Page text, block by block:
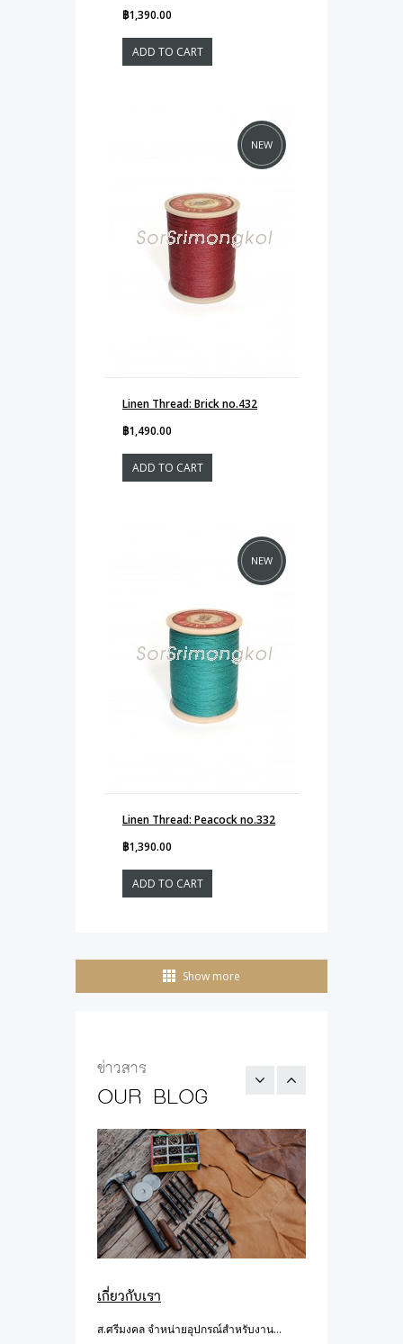
฿1,390.00
ADD TO CART
NEW
Linen Thread: Brick no.432
฿1,490.00
ADD TO CART
NEW
Linen Thread: Peacock no.332
฿1,390.00
ADD TO CART
Show more
ข่าวสาร
OUR BLOG
WELCOME OVERSEAS
urgent matters please co...
2015-12-13 12:52:20
เกี่ยวกับเรา
ส.ศรีมงคล จำหน่ายอุปกรณ์สำหรับงาน...